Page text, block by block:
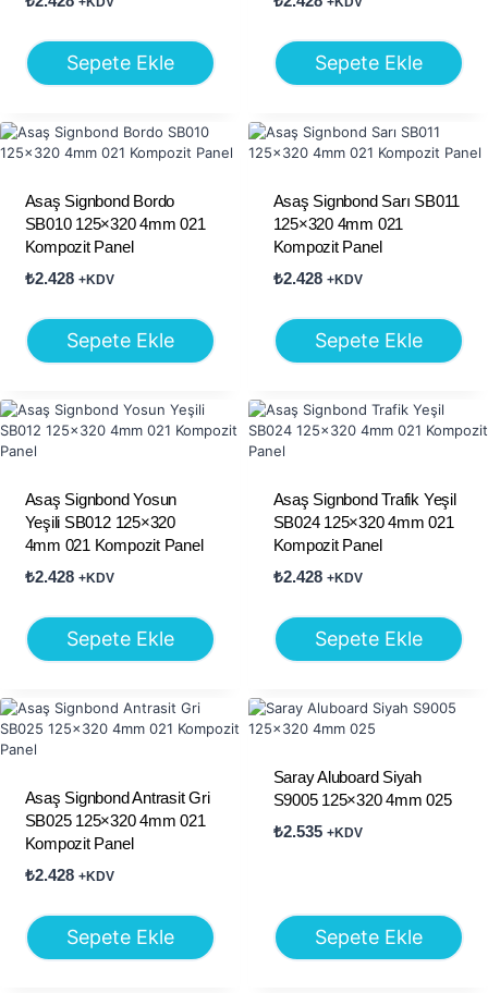
Sepete Ekle Sepete Ekle
Asaş Signbond Bordo
SB010 125×320 4mm 021
Kompozit Panel
₺2.428 +KDV
Sepete Ekle
Asaş Signbond Sarı SB011
125×320 4mm 021
Kompozit Panel
₺2.428 +KDV
Sepete Ekle
Asaş Signbond Yosun
Yeşili SB012 125×320
4mm 021 Kompozit Panel
₺2.428 +KDV
Sepete Ekle
Asaş Signbond Trafik Yeşil
SB024 125×320 4mm 021
Kompozit Panel
₺2.428 +KDV
Sepete Ekle
Asaş Signbond Antrasit Gri
SB025 125×320 4mm 021
Kompozit Panel
₺2.428 +KDV
Sepete Ekle
Saray Aluboard Siyah
S9005 125×320 4mm 025
₺2.535 +KDV
Sepete Ekle